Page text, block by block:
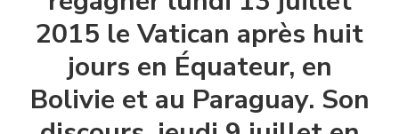
2015 le Vatican après huit
jours en Équateur, en
Bolivie et au Paraguay. Son